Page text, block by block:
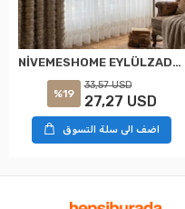
NİVEMESHOME EYLÜLZADE GOLD DETAY 1/2,5 PİLELİ TÜL PERDE APM
%19
33,57 USD
27,27 USD
اضف الى سلة التسوق